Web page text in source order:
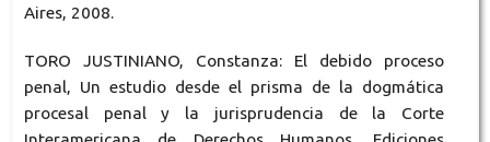
Aires, 2008.
TORO JUSTINIANO, Constanza: El debido proceso
penal, Un estudio desde el prisma de la dogmática
procesal penal y la jurisprudencia de la Corte